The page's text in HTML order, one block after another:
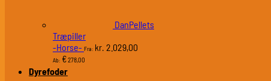
DanPellets
Træpiller
-Horse- Fra: kr. 2.029,00
Ab: €278,00
Dyrefoder